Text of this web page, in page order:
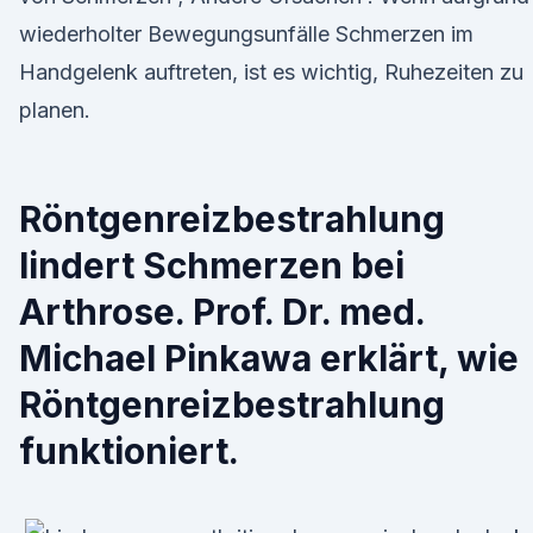
wiederholter Bewegungsunfälle Schmerzen im
Handgelenk auftreten, ist es wichtig, Ruhezeiten zu
planen.
Röntgenreizbestrahlung
lindert Schmerzen bei
Arthrose. Prof. Dr. med.
Michael Pinkawa erklärt, wie
Röntgenreizbestrahlung
funktioniert.